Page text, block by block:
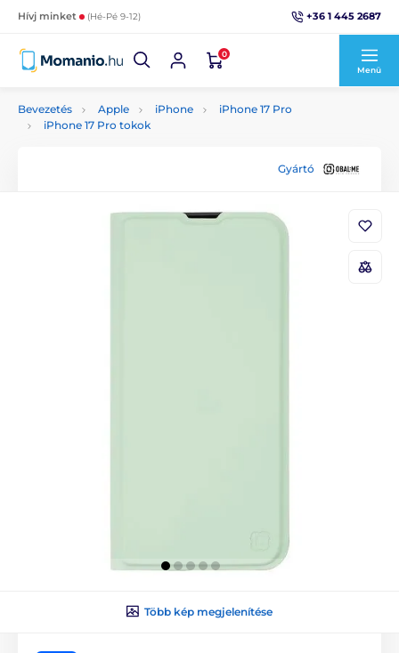
Hívj minket (Hé-Pé 9-12) +36 1 445 2687
0
Menü
Bevezetés Apple iPhone
iPhone 17 Pro
iPhone 17 Pro tokok
Gyártó
Több kép megjelenítése